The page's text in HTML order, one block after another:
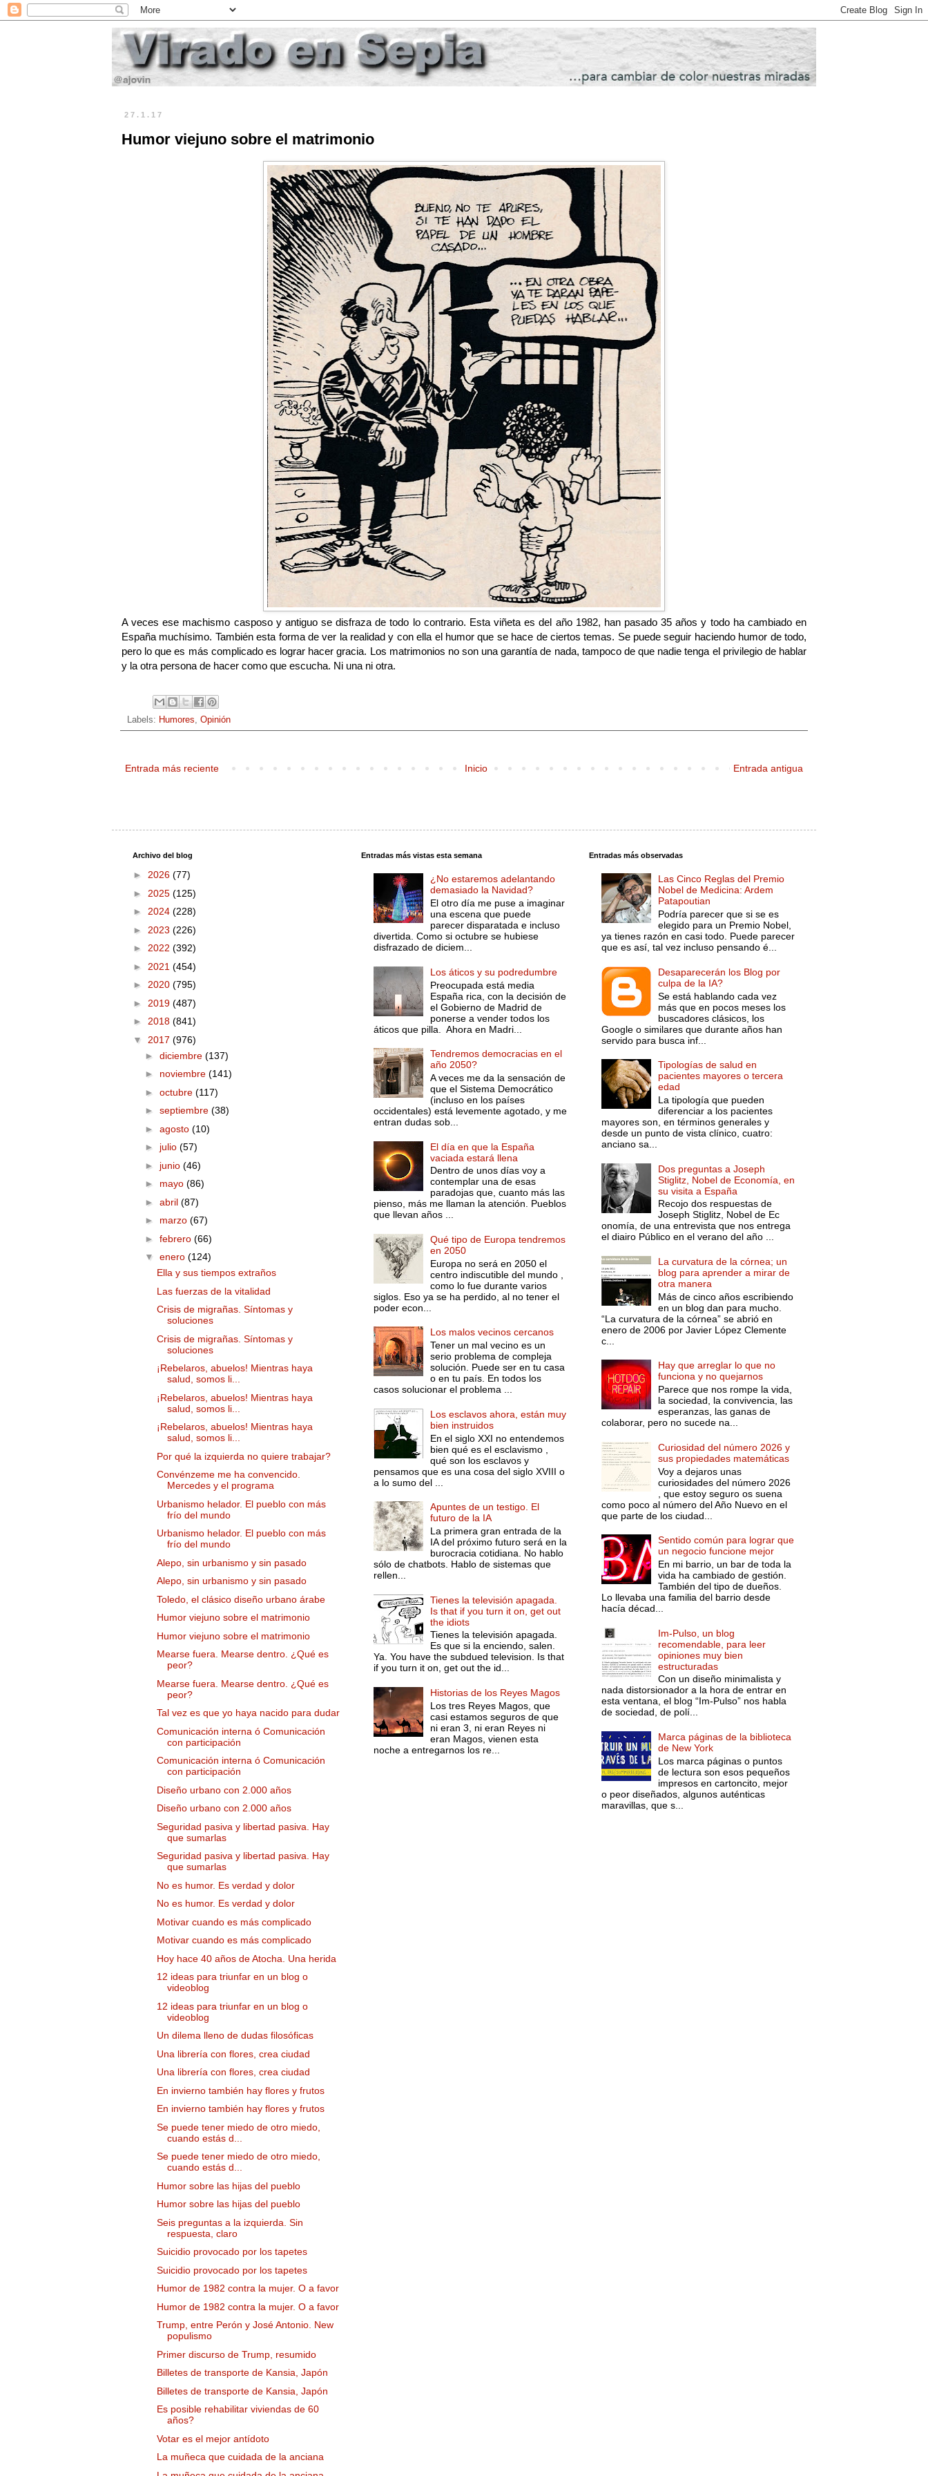
27.1.17
Humor viejuno sobre el matrimonio
A veces ese machismo casposo y antiguo se disfraza de todo lo contrario. Esta viñeta es del año 1982, han pasado 35 años y todo ha cambiado en
España muchísimo. También esta forma de ver la realidad y con ella el humor que se hace de ciertos temas. Se puede seguir haciendo humor de todo,
pero lo que es más complicado es lograr hacer gracia. Los matrimonios no son una garantía de nada, tampoco de que nadie tenga el privilegio de hablar
y la otra persona de hacer como que escucha. Ni una ni otra.
Labels: Humores Opinión
Entrada más reciente Entrada antigua
Inicio
Archivo del blog
► 2026 (77)
► 2025 (125)
► 2024 (228)
► 2023 (226)
► 2022 (392)
► 2021 (454)
► 2020 (795)
► 2019 (487)
► 2018 (841)
▼ 2017 (976)
► diciembre (137)
► noviembre (141)
► octubre (117)
► septiembre (38)
► agosto (10)
► julio (57)
► junio (46)
► mayo (86)
► abril (87)
► marzo (67)
► febrero (66)
▼ enero (124)
Ella y sus tiempos extraños
Las fuerzas de la vitalidad
Crisis de migrañas. Síntomas y
soluciones
Crisis de migrañas. Síntomas y
soluciones
¡Rebelaros, abuelos! Mientras haya
salud, somos li...
¡Rebelaros, abuelos! Mientras haya
salud, somos li...
¡Rebelaros, abuelos! Mientras haya
salud, somos li...
Por qué la izquierda no quiere trabajar?
Convénzeme me ha convencido.
Mercedes y el programa
Urbanismo helador. El pueblo con más
frío del mundo
Urbanismo helador. El pueblo con más
frío del mundo
Alepo, sin urbanismo y sin pasado
Alepo, sin urbanismo y sin pasado
Toledo, el clásico diseño urbano árabe
Humor viejuno sobre el matrimonio
Humor viejuno sobre el matrimonio
Mearse fuera. Mearse dentro. ¿Qué es
peor?
Mearse fuera. Mearse dentro. ¿Qué es
peor?
Tal vez es que yo haya nacido para dudar
Comunicación interna ó Comunicación
con participación
Comunicación interna ó Comunicación
con participación
Diseño urbano con 2.000 años
Diseño urbano con 2.000 años
Seguridad pasiva y libertad pasiva. Hay
que sumarlas
Seguridad pasiva y libertad pasiva. Hay
que sumarlas
No es humor. Es verdad y dolor
No es humor. Es verdad y dolor
Motivar cuando es más complicado
Motivar cuando es más complicado
Hoy hace 40 años de Atocha. Una herida
12 ideas para triunfar en un blog o
videoblog
12 ideas para triunfar en un blog o
videoblog
Un dilema lleno de dudas filosóficas
Una librería con flores, crea ciudad
Una librería con flores, crea ciudad
En invierno también hay flores y frutos
En invierno también hay flores y frutos
Se puede tener miedo de otro miedo,
cuando estás d...
Se puede tener miedo de otro miedo,
cuando estás d...
Humor sobre las hijas del pueblo
Humor sobre las hijas del pueblo
Seis preguntas a la izquierda. Sin
respuesta, claro
Suicidio provocado por los tapetes
Suicidio provocado por los tapetes
Humor de 1982 contra la mujer. O a favor
Humor de 1982 contra la mujer. O a favor
Trump, entre Perón y José Antonio. New
populismo
Primer discurso de Trump, resumido
Billetes de transporte de Kansia, Japón
Billetes de transporte de Kansia, Japón
Es posible rehabilitar viviendas de 60
años?
Votar es el mejor antídoto
La muñeca que cuidada de la anciana
Entradas más vistas esta semana
¿No estaremos adelantando
demasiado la Navidad?
El otro día me puse a imaginar
una escena que puede
parecer disparatada e incluso
divertida. Como si octubre se hubiese
disfrazado de diciem...
Los áticos y su podredumbre
Preocupada está media
España rica, con la decisión de
el Gobierno de Madrid de
ponerse a vender todos los
áticos que pilla. Ahora en Madri...
Tendremos democracias en el
año 2050?
A veces me da la sensación de
que el Sistema Democrático
(incluso en los países
occidentales) está levemente agotado, y me
entran dudas sob...
El día en que la España
vaciada estará llena
Dentro de unos días voy a
contemplar una de esas
paradojas que, cuanto más las
pienso, más me llaman la atención. Pueblos
que llevan años ...
Qué tipo de Europa tendremos
en 2050
Europa no será en 2050 el
centro indiscutible del mundo ,
como lo fue durante varios
siglos. Eso ya se ha perdido, al no tener el
poder econ...
Los malos vecinos cercanos
Tener un mal vecino es un
serio problema de compleja
solución. Puede ser en tu casa
o en tu país. En todos los
casos solucionar el problema ...
Los esclavos ahora, están muy
bien instruidos
En el siglo XXI no entendemos
bien qué es el esclavismo ,
qué son los esclavos y
pensamos que es una cosa del siglo XVIII o
a lo sumo del ...
Apuntes de un testigo. El
futuro de la IA
La primera gran entrada de la
IA del próximo futuro será en la
burocracia cotidiana. No hablo
sólo de chatbots. Hablo de sistemas que
rellen...
Tienes la televisión apagada.
Is that if you turn it on, get out
the idiots
Tienes la televisión apagada.
Es que si la enciendo, salen.
Ya. You have the subdued television. Is that
if you turn it on, get out the id...
Historias de los Reyes Magos
Los tres Reyes Magos, que
casi estamos seguros de que
ni eran 3, ni eran Reyes ni
eran Magos, vienen esta
noche a entregarnos los re...
Entradas más observadas
Las Cinco Reglas del Premio
Nobel de Medicina: Ardem
Patapoutian
Podría parecer que si se es
elegido para un Premio Nobel,
ya tienes razón en casi todo. Puede parecer
que es así, tal vez incluso pensando é...
Desaparecerán los Blog por
culpa de la IA?
Se está hablando cada vez
más que en pocos meses los
buscadores clásicos, los
Google o similares que durante años han
servido para busca inf...
Tipologías de salud en
pacientes mayores o tercera
edad
La tipología que pueden
diferenciar a los pacientes
mayores son, en términos generales y
desde un punto de vista clínico, cuatro:
anciano sa...
Dos preguntas a Joseph
Stiglitz, Nobel de Economía, en
su visita a España
Recojo dos respuestas de
Joseph Stiglitz, Nobel de Ec
onomía, de una entrevista que nos entrega
el diairo Público en el verano del año ...
La curvatura de la córnea; un
blog para aprender a mirar de
otra manera
Más de cinco años escribiendo
en un blog dan para mucho.
“La curvatura de la córnea” se abrió en
enero de 2006 por Javier López Clemente
c...
Hay que arreglar lo que no
funciona y no quejarnos
Parece que nos rompe la vida,
la sociedad, la convivencia, las
esperanzas, las ganas de
colaborar, pero no sucede na...
Curiosidad del número 2026 y
sus propiedades matemáticas
Voy a dejaros unas
curiosidades del número 2026
, que estoy seguro os suena
como poco al número del Año Nuevo en el
que parte de los ciudad...
Sentido común para lograr que
un negocio funcione mejor
En mi barrio, un bar de toda la
vida ha cambiado de gestión.
También del tipo de dueños.
Lo llevaba una familia del barrio desde
hacía décad...
Im-Pulso, un blog
recomendable, para leer
opiniones muy bien
estructuradas
Con un diseño minimalista y
nada distorsionador a la hora de entrar en
esta ventana, el blog “Im-Pulso” nos habla
de sociedad, de polí...
Marca páginas de la biblioteca
de New York
Los marca páginas o puntos
de lectura son esos pequeños
impresos en cartoncito, mejor
o peor diseñados, algunos auténticas
maravillas, que s...